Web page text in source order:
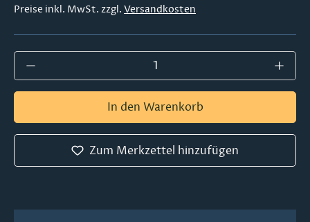
Preise inkl. MwSt. zzgl. Versandkosten
Produkt Anzahl: Gib den gewünschten
In den Warenkorb
Zum Merkzettel hinzufügen